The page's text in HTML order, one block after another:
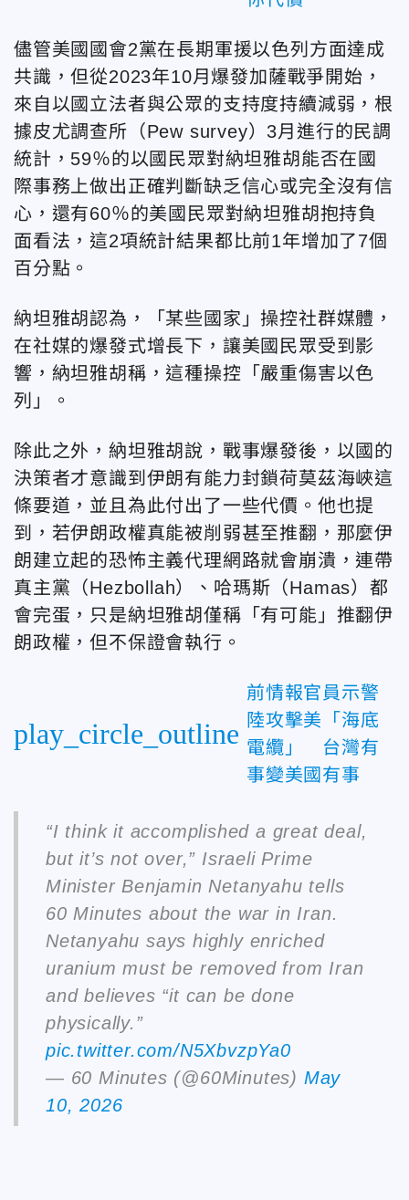
儘管美國國會2黨在長期軍援以色列方面達成
共識，但從2023年10月爆發加薩戰爭開始，
來自以國立法者與公眾的支持度持續減弱，根
據皮尤調查所（Pew survey）3月進行的民調
統計，59％的以國民眾對納坦雅胡能否在國
際事務上做出正確判斷缺乏信心或完全沒有信
心，還有60％的美國民眾對納坦雅胡抱持負
面看法，這2項統計結果都比前1年增加了7個
百分點。
納坦雅胡認為，「某些國家」操控社群媒體，
在社媒的爆發式增長下，讓美國民眾受到影
響，納坦雅胡稱，這種操控「嚴重傷害以色
列」。
除此之外，納坦雅胡說，戰事爆發後，以國的
決策者才意識到伊朗有能力封鎖荷莫茲海峽這
條要道，並且為此付出了一些代價。他也提
到，若伊朗政權真能被削弱甚至推翻，那麼伊
朗建立起的恐怖主義代理網路就會崩潰，連帶
真主黨（Hezbollah）、哈瑪斯（Hamas）都
會完蛋，只是納坦雅胡僅稱「有可能」推翻伊
朗政權，但不保證會執行。
play_circle_outline
前情報官員示警
陸攻擊美「海底
電纜」 台灣有
事變美國有事
“I think it accomplished a great deal,
but it’s not over,” Israeli Prime
Minister Benjamin Netanyahu tells
60 Minutes about the war in Iran.
Netanyahu says highly enriched
uranium must be removed from Iran
and believes “it can be done
physically.”
pic.twitter.com/N5XbvzpYa0
— 60 Minutes (@60Minutes) May
10, 2026